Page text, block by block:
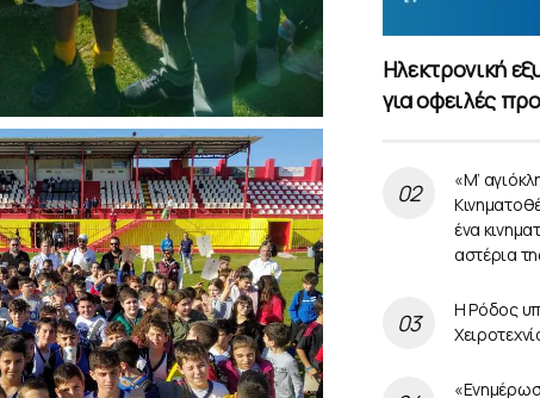
Ηλεκτρονική
για οφειλές
«Μ’
ένα
αστέρια
Η Ρόδος